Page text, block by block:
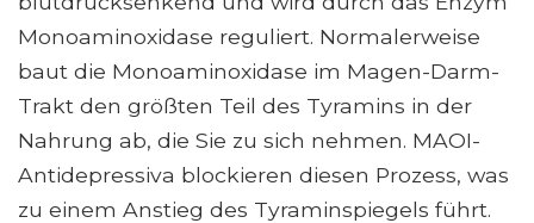
Monoaminoxidase reguliert. Normalerweise
baut die Monoaminoxidase im Magen-Darm-
Trakt den größten Teil des Tyramins in der
Nahrung ab, die Sie zu sich nehmen. MAOI-
Antidepressiva blockieren diesen Prozess, was
zu einem Anstieg des Tyraminspiegels führt.